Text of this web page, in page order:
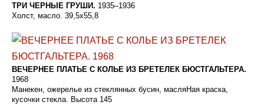
ТРИ ЧЕРНЫЕ ГРУШИ. 1935–1936
Холст, масло. 39,5x55,8
ВЕЧЕРНЕЕ ПЛАТЬЕ С КОЛЬЕ ИЗ БРЕТЕЛЕК БЮСТГАЛЬТЕРА.
1968
Манекен, ожерелье из стеклянных бусин, масляНая краска,
кусочки стекла. Высота 145